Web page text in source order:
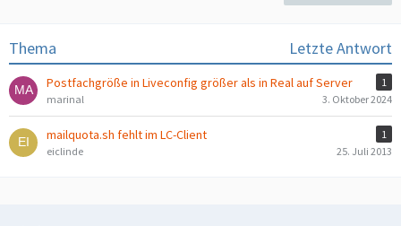
Thema Letzte Antwort
Postfachgröße in Liveconfig größer als in Real auf Server
1
marinal
3. Oktober 2024
mailquota.sh fehlt im LC-Client
1
eiclinde
25. Juli 2013